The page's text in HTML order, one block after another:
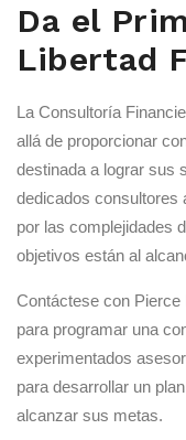
Da el
Libertad
La Consultoría
allá de proporcionar
destinada a lograr sus
dedicados consultores
por las complejidades
objetivos están al
Contáctese con
para programar una
experimentados
para desarrollar un
alcanzar sus metas.